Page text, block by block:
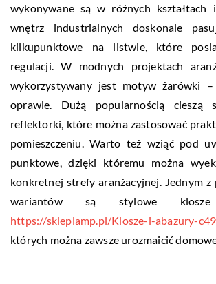
wykonywane są w różnych kształtach
wnętrz industrialnych doskonale
kilkupunktowe na listwie, które
regulacji. W modnych projektach
wykorzystywany jest motyw żarówki –
oprawie. Dużą popularnością
reflektorki, które można zastosować
pomieszczeniu. Warto też wziąć pod
punktowe, dzięki któremu można
konkretnej strefy aranżacyjnej. Jednym z
wariantów są stylowe
https://skleplamp.pl/Klosze-i-abazury-c49
których można zawsze urozmaicić